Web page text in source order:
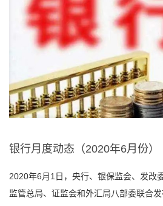
银行月度动态（2020年6月份）
2020年6月1日，央行、银保监会、发改
监管总局、证监会和外汇局八部委联合